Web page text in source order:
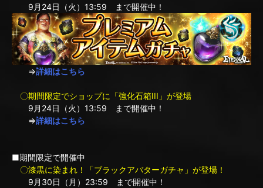
9月24日（火）13:59 まで開催中！
⇒詳細はこちら
〇期間限定でショップに「強化石箱III」が登場
9月24日（火）13:59 まで開催中！
⇒詳細はこちら
■期間限定で開催中
〇漆黒に染まれ！「ブラックアバターガチャ」が登場！
9月30日（月）23:59 まで開催中！